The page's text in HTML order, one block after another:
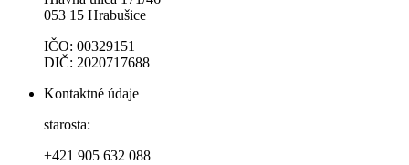
053 15 Hrabušice
IČO: 00329151
DIČ: 2020717688
Kontaktné údaje
starosta:
+421 905 632 088